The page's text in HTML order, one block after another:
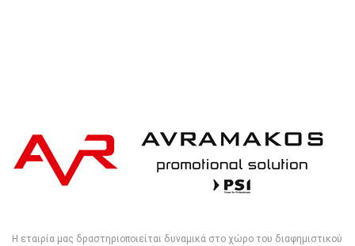
Η εταιρία μας δραστηριοποιείται δυναμικά στο χώρο του διαφημιστικού